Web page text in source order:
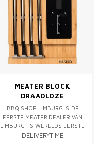
MEATER BLOCK
DRAADLOZE
THERMOMETER (50M) -
4 PROBES
BBQ SHOP LIMBURG IS DE
EERSTE MEATER DEALER VAN
LIMBURG: 'S WERELDS EERSTE
ÉCHTE DRAADLOZE
DELIVERYTIME